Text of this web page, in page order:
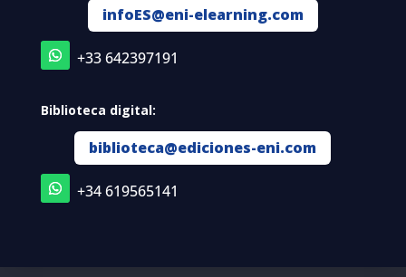
infoES@eni-elearning.com
+33 642397191
Biblioteca digital:
biblioteca@ediciones-eni.com
+34 619565141